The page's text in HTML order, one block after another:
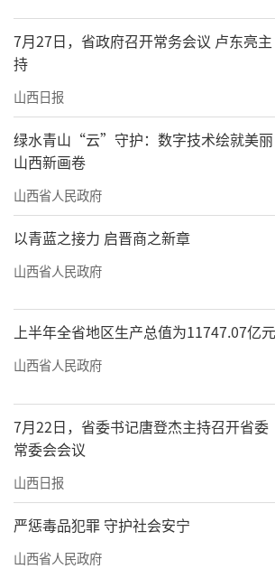
全国第四，在我国中医药产业链
略地位。近年来，我省高位推动
略，深入实施中药资源保护利用
代化、中医药科技创新等七大工
医药产业打造成加快发展新质生
道，全省中医药产业呈现蓬勃发
传承创新是实现中医药高质
所在。近日，我省通报表扬2024
秀”的29个省重点实验室和省技
重点实验室和山西省中药制剂研
心位列其中。推动传统中医药和
合……从这三个中医药科研平台
中，我们可以深切感受到，传承
新正在为山西中医药现代化和产
强劲动能。
摸清资源“家底”夯实
7月27日，省政府召开常务会议 卢东亮主
持
山西日报
绿水青山“云”守护：数字技术绘就美丽
山西新画卷
山西省人民政府
以青蓝之接力 启晋商之新章
山西省人民政府
上半年全省地区生产总值为11747.07亿元
山西省人民政府
7月22日，省委书记唐登杰主持召开省委
常委会会议
山西日报
严惩毒品犯罪 守护社会安宁
山西省人民政府